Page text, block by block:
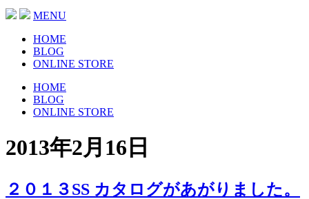
MENU
HOME
BLOG
ONLINE STORE
HOME
BLOG
ONLINE STORE
2013年2月16日
２０１３SS カタログがあがりました。